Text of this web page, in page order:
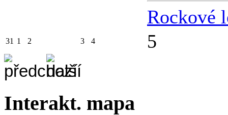
Rockové
31 1 2 3 4 5
Interakt. mapa